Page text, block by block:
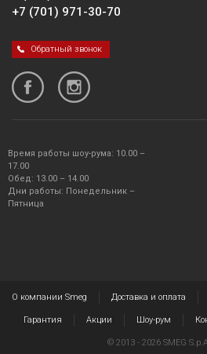
+7 (701) 971-30-70
Обратный звонок
Время работы шоу-рума: 10.00 –
17.00
Обед: 13.00 – 14.00
Дни работы: Понедельник –
Пятница
О компании Smeg Доставка и оплата
Гарантия Акции Шоу-рум
© 2013 - 2026 SMEG